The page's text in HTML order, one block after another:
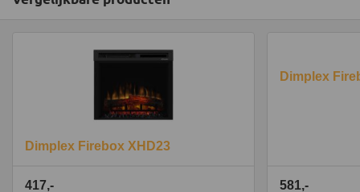
Dimplex Firebox XHD23
417,-
Dimplex
581,-